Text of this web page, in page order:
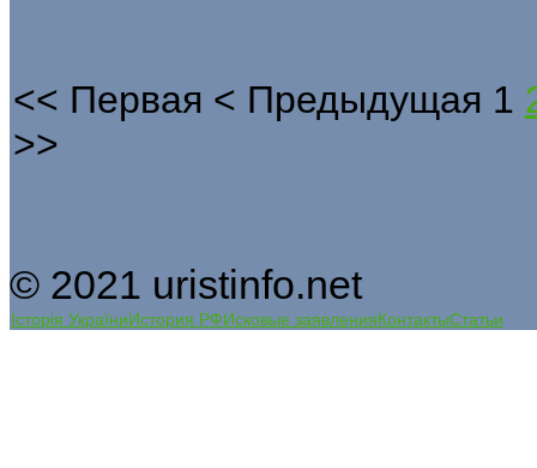
<< Первая < Предыдущая 1
>>
© 2021 uristinfo.net
Історія УкраїниИстория РФИсковые заявленияКонтактыСтатьи